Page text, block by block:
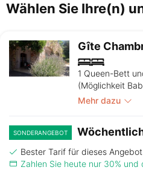
Wählen Sie Ihre(n)
Gîte
1 Queen-Bett
(Möglichkeit
Mehr dazu
SONDERANGEBOT
Bester Tarif für dieses Angebot
Zahlen Sie heute nur 30% und